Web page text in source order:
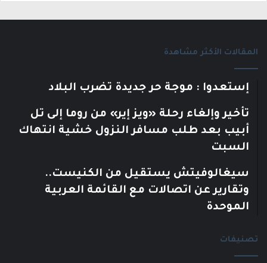
المقالات الأكثر مشاهدة
إستعدوا : موجة حر جديدة تضرب البلاد
تأخير وإلغاء رحلة «ويز إير» من روما إلى تل
أبيب بعد طلب مسافر النزول خشية انتهاك
السبت
سيغالوفيتش يستقيل من الكنيست..
وتقارير عن اتصالات مع القائمة العربية
الموحدة
تصنيفات